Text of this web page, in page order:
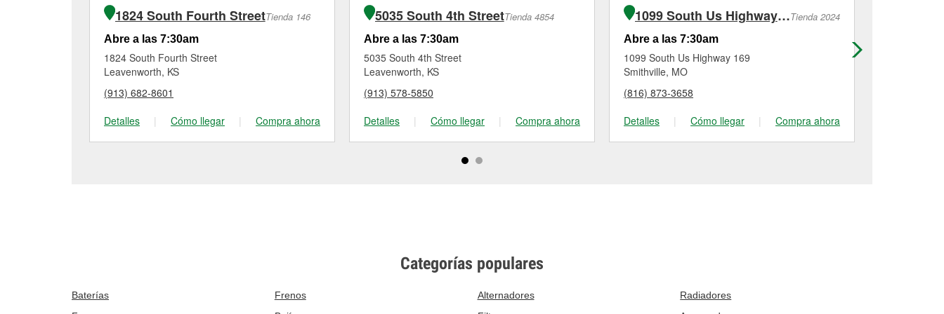
1824 South Fourth StreetTienda 146
Abre a las 7:30am
1824 South Fourth Street
Leavenworth, KS
(913) 682-8601
Detalles
| Cómo llegar | Compra ahora
5035 South 4th StreetTienda 4854
Abre a las 7:30am
5035 South 4th Street
Leavenworth, KS
(913) 578-5850
Detalles
| Cómo llegar | Compra ahora
1099 South Us Highway 169Tienda 2024
Abre a las 7:30am
1099 South Us Highway 169
Smithville, MO
(816) 873-3658
Detalles
| Cómo llegar | Compra ahora
Categorías populares
Baterías Frenos Alternadores
Radiadores